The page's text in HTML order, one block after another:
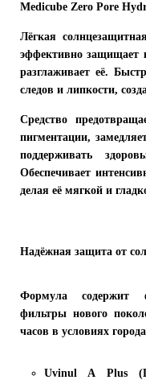
Medicube Zero Pore
Лёгкая
эффективно защищает
разглаживает её.
следов и липкости,
Средство
пигментации,
поддерживать
Обеспечивает
делая её мягкой и
Надёжная защита от
Формула содержит
фильтры нового
часов в условиях города
Uvinul A Plus